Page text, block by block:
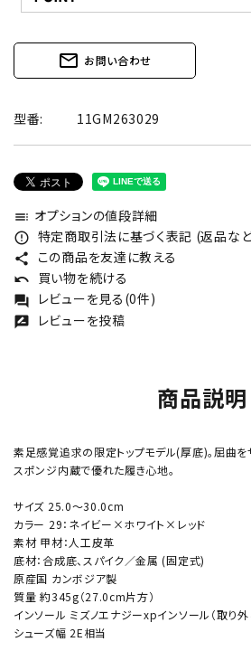
mail_outline お問い合わせ
型番: 11GM263029
toc オプションの値段詳細
error_outline 特定商取引法に基づく表記 (返品な
share この商品を友達に教える
undo 買い物を続ける
forum レビューを見る(0件)
rate_review レビューを投稿
商品説明
素足感覚追求の限定トップモデル(厚底)。屈曲
スポンジ内蔵で優れた履き心地。
サイズ 25.0～30.0cm
カラー 29：ネイビー×ホワイト×レッド
素材 甲材：人工皮革
底材：合成底、スパイク／金属 (固定式)
原産国 カンボジア製
質量 約345g（27.0cm片方）
インソール ミズノエナジーxpインソール（取り外
シューズ幅 2E相当